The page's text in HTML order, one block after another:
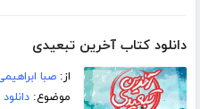
دانلود کتاب آخرین تبعیدی
از:صبا
موضوع: